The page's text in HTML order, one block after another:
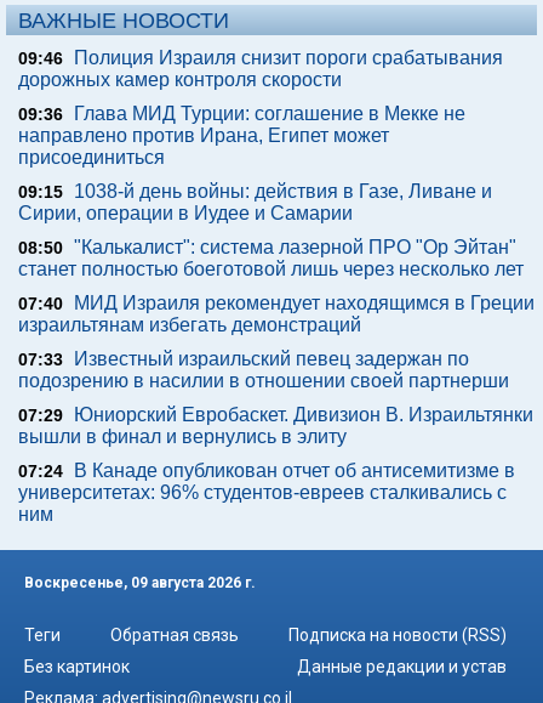
ВАЖНЫЕ НОВОСТИ
09:46
Полиция Израиля снизит пороги срабатывания
дорожных камер контроля скорости
09:36
Глава МИД Турции: соглашение в Мекке не
направлено против Ирана, Египет может
присоединиться
09:15
1038-й день войны: действия в Газе, Ливане и
Сирии, операции в Иудее и Самарии
08:50 "Калькалист": система лазерной ПРО "Ор Эйтан"
станет полностью боеготовой лишь через несколько лет
07:40
МИД Израиля рекомендует находящимся в Греции
израильтянам избегать демонстраций
07:33
Известный израильский певец задержан по
подозрению в насилии в отношении своей партнерши
07:29
Юниорский Евробаскет. Дивизион В. Израильтянки
вышли в финал и вернулись в элиту
07:24
В Канаде опубликован отчет об антисемитизме в
университетах: 96% студентов-евреев сталкивались с
ним
Воскресенье, 09 августа 2026 г.
Теги Обратная связь
Подписка на новости (RSS)
Без картинок
Данные редакции и устав
Реклама: advertising@newsru.co.il